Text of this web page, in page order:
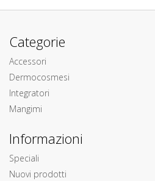
Categorie
Accessori
Dermocosmesi
Integratori
Mangimi
Informazioni
Speciali
Nuovi prodotti